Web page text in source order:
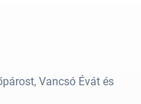
Vancsó Évát és